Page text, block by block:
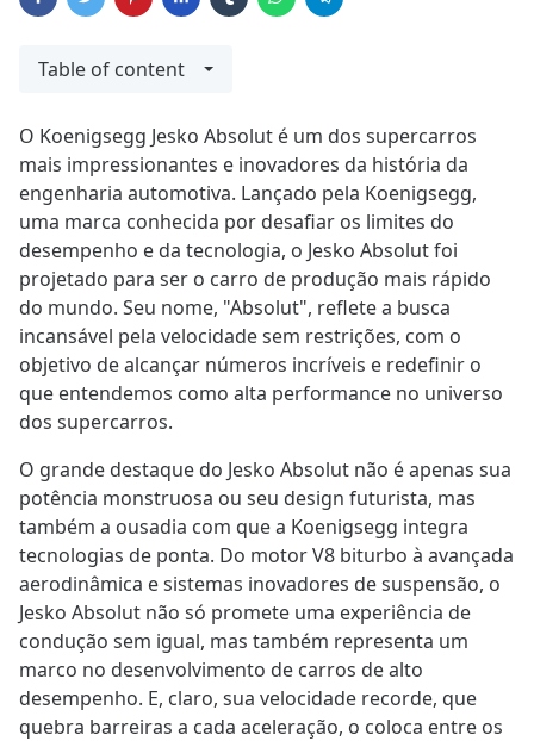
Table of content
O Koenigsegg Jesko Absolut é um dos supercarros
mais impressionantes e inovadores da história da
engenharia automotiva. Lançado pela Koenigsegg,
uma marca conhecida por desafiar os limites do
desempenho e da tecnologia, o Jesko Absolut foi
projetado para ser o carro de produção mais rápido
do mundo. Seu nome, "Absolut", reflete a busca
incansável pela velocidade sem restrições, com o
objetivo de alcançar números incríveis e redefinir o
que entendemos como alta performance no universo
dos supercarros.
O grande destaque do Jesko Absolut não é apenas sua
potência monstruosa ou seu design futurista, mas
também a ousadia com que a Koenigsegg integra
tecnologias de ponta. Do motor V8 biturbo à avançada
aerodinâmica e sistemas inovadores de suspensão, o
Jesko Absolut não só promete uma experiência de
condução sem igual, mas também representa um
marco no desenvolvimento de carros de alto
desempenho. E, claro, sua velocidade recorde, que
quebra barreiras a cada aceleração, o coloca entre os